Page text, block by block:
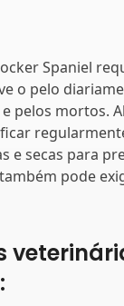
Spaniel
o pelo
pelos mortos.
e secas para
pode